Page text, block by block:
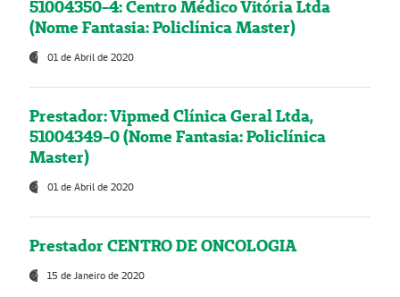
51004350-4: Centro Médico Vitória Ltda
(Nome Fantasia: Policlínica Master)
01 de Abril de 2020
Prestador: Vipmed Clínica Geral Ltda,
51004349-0 (Nome Fantasia: Policlínica
Master)
01 de Abril de 2020
Prestador CENTRO DE ONCOLOGIA
15 de Janeiro de 2020